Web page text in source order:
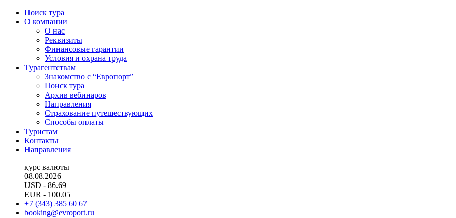
Поиск тура
О компании
О нас
Реквизиты
Финансовые гарантии
Условия и охрана труда
Турагентствам
Знакомство с “Европорт”
Поиск тура
Архив вебинаров
Направления
Страхование путешествующих
Способы оплаты
Туристам
Контакты
Направления
курс валюты
08.08.2026
USD - 86.69
EUR - 100.05
+7 (343) 385 60 67
booking@evroport.ru